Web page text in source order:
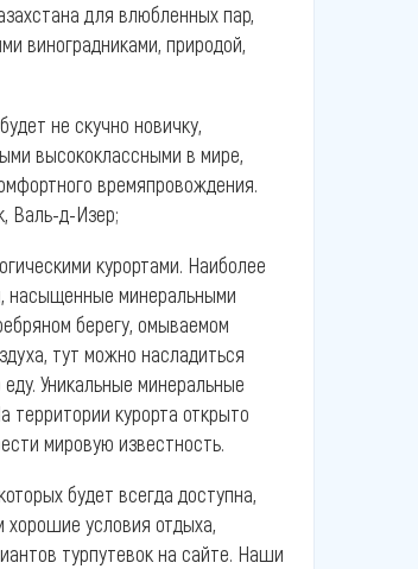
для влюбленных пар,
виноградниками, природой,
не скучно новичку,
высококлассными в мире,
времяпровождения.
Валь-д-Изер;
курортами. Наиболее
насыщенные минеральными
берегу, омываемом
тут можно насладиться
Уникальные минеральные
территории курорта открыто
мировую известность.
будет всегда доступна,
условия отдыха,
турпутевок на сайте. Наши